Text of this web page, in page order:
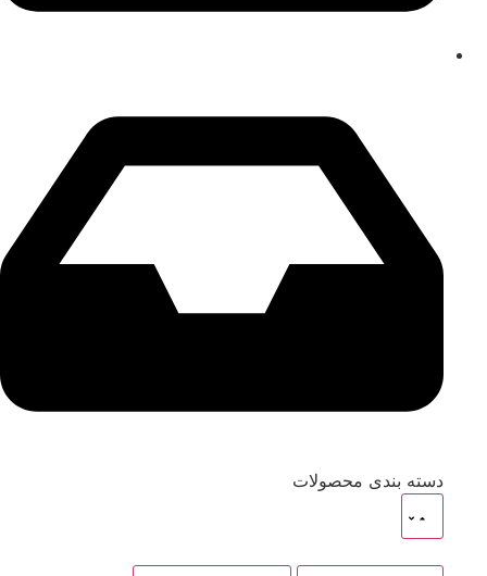
دسته بندی محصولات